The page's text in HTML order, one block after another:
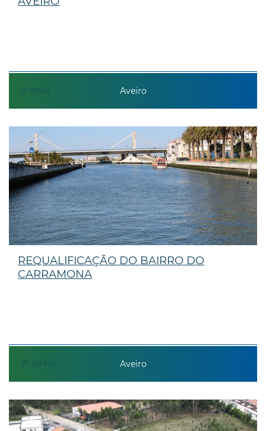
11 maio Aveiro
19 junho
REQUALIFICAÇÃO DO BAIRRO DO
CARRAMONA
Aveiro